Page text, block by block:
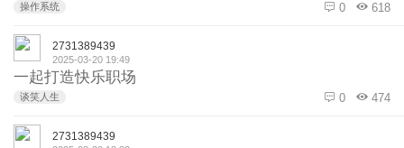
操作系统 0 618
2731389439
2025-03-20 19:49
一起打造快乐职场
谈笑人生 0 474
2731389439